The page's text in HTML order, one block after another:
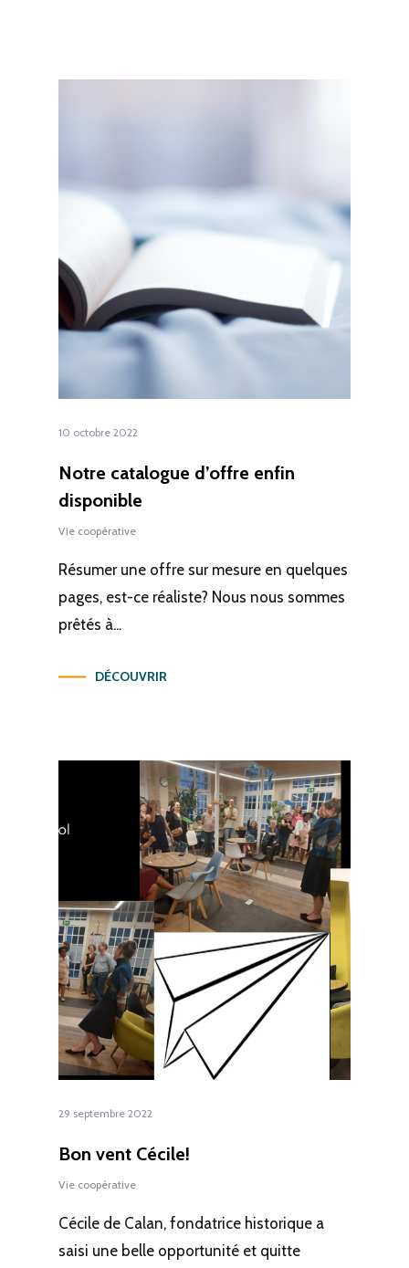
10 octobre 2022
Notre catalogue d’offre enfin
disponible
Vie coopérative
Résumer une offre sur mesure en quelques
pages, est-ce réaliste? Nous nous sommes
prêtés à...
DÉCOUVRIR
29 septembre 2022
Bon vent Cécile!
Vie coopérative
Cécile de Calan, fondatrice historique a
saisi une belle opportunité et quitte